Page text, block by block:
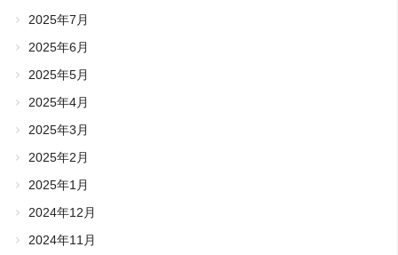
2025年7月
2025年6月
2025年5月
2025年4月
2025年3月
2025年2月
2025年1月
2024年12月
2024年11月